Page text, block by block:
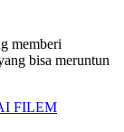
memberi
bisa meruntun
FILEM